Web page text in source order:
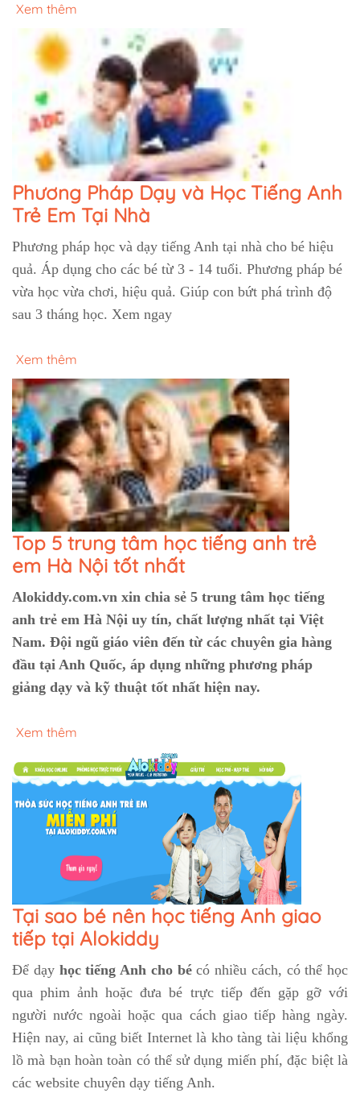
Xem thêm
Phương Pháp Dạy và Học Tiếng Anh
Trẻ Em Tại Nhà
Phương pháp học và dạy tiếng Anh tại nhà cho bé hiệu
quả. Áp dụng cho các bé từ 3 - 14 tuổi. Phương pháp bé
vừa học vừa chơi, hiệu quả. Giúp con bứt phá trình độ
sau 3 tháng học. Xem ngay
Xem thêm
Top 5 trung tâm học tiếng anh trẻ
em Hà Nội tốt nhất
Alokiddy.com.vn xin chia sẻ 5 trung tâm học tiếng
anh trẻ em Hà Nội uy tín, chất lượng nhất tại Việt
Nam. Đội ngũ giáo viên đến từ các chuyên gia hàng
đầu tại Anh Quốc, áp dụng những phương pháp
giảng dạy và kỹ thuật tốt nhất hiện nay.
Xem thêm
Tại sao bé nên học tiếng Anh giao
tiếp tại Alokiddy
Để dạy học tiếng Anh cho bécó nhiều cách, có thể học
qua phim ảnh hoặc đưa bé trực tiếp đến gặp gỡ với
người nước ngoài hoặc qua cách giao tiếp hàng ngày.
Hiện nay, ai cũng biết Internet là kho tàng tài liệu khổng
lồ mà bạn hoàn toàn có thể sử dụng miến phí, đặc biệt là
các website chuyên dạy tiếng Anh.